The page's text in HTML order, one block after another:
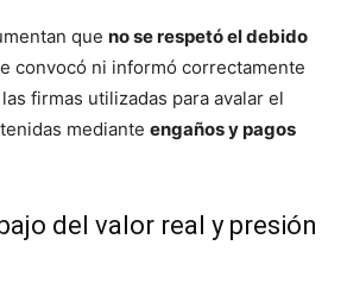
que no se respetó el debido
convocó ni informó correctamente
firmas utilizadas para avalar el
mediante engaños y pagos
del valor real y presión